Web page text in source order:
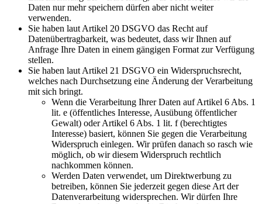
Daten nur mehr speichern dürfen aber nicht weiter
verwenden.
Sie haben laut Artikel 20 DSGVO das Recht auf
Datenübertragbarkeit, was bedeutet, dass wir Ihnen auf
Anfrage Ihre Daten in einem gängigen Format zur Verfügung
stellen.
Sie haben laut Artikel 21 DSGVO ein Widerspruchsrecht,
welches nach Durchsetzung eine Änderung der Verarbeitung
mit sich bringt.
Wenn die Verarbeitung Ihrer Daten auf Artikel 6 Abs. 1
lit. e (öffentliches Interesse, Ausübung öffentlicher
Gewalt) oder Artikel 6 Abs. 1 lit. f (berechtigtes
Interesse) basiert, können Sie gegen die Verarbeitung
Widerspruch einlegen. Wir prüfen danach so rasch wie
möglich, ob wir diesem Widerspruch rechtlich
nachkommen können.
Werden Daten verwendet, um Direktwerbung zu
betreiben, können Sie jederzeit gegen diese Art der
Datenverarbeitung widersprechen. Wir dürfen Ihre